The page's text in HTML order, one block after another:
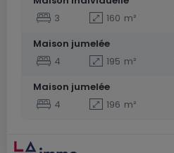
3
160 m²
Maison jumelée
4
195 m²
Maison jumelée
4
196 m²